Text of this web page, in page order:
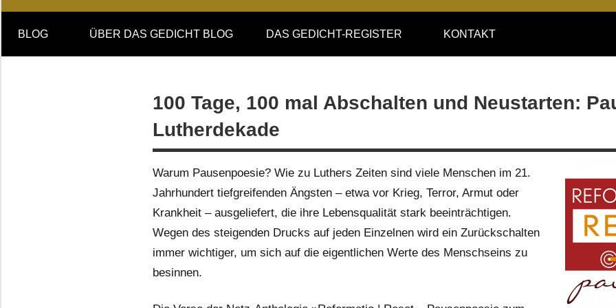
DAS
GEDICHT
DAS
BLOG ÜBER DAS GEDICHT BLOG DAS GEDICHT-REGISTER KONTAKT
100 Tage, 100 mal Abschalten und Neustarten:
Lutherdekade
Warum Pausenpoesie? Wie zu Luthers Zeiten sind viele Menschen im 21.
Jahrhundert tiefgreifenden Ängsten – etwa vor Krieg, Terror, Armut oder
Krankheit – ausgeliefert, die ihre Lebensqualität stark beeinträchtigen.
Wegen des steigenden Drucks auf jeden Einzelnen wird ein Zurückschalten
immer wichtiger, um sich auf die eigentlichen Werte des Menschseins zu
besinnen.